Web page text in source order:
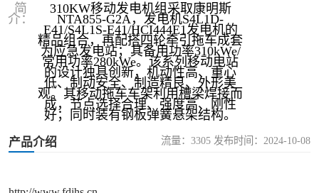
简
介：
310KW移动发电机组采取康明斯
NTA855-G2A，发电机S4L1D-
E41/S4L1S-E41/HCI444E1发电机的
精品组合，再配搭四轮牵引拖车成套
为应急发电站；其备用功率310kWe/
常用功率280kWe。该系列移动电站
的设计独具创新，机动性高、重心
低、制动安全、制造精良、外形美
观。其移动拖车车架利用槽梁焊接而
成，节点选择合理、强度高、刚性
好；同时装有钢板弹簧悬架结构。
产品介绍 流量：3305 发布时间：2024-10-08